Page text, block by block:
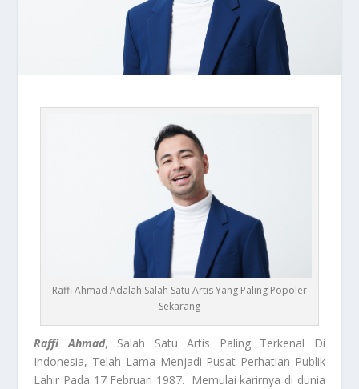
Raffi Ahmad Adalah Salah Satu Artis Yang Paling Popoler
Sekarang
Raffi Ahmad, Salah Satu Artis Paling Terkenal Di
Indonesia, Telah Lama Menjadi Pusat Perhatian Publik
Lahir Pada 17 Februari 1987. Memulai karirnya di dunia